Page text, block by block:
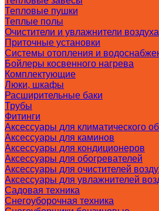
Тепловые пушки
Теплые полы
Очистители и увлажнители воздуха
Приточные установки
Системы отопления и
Бойлеры косвенного нагрева
Комплектующие
Люки, шкафы
Расширительные баки
Трубы
Фитинги
Аксессуары для климатического
Аксессуары для каминов
Аксессуары для кондиционеров
Аксессуары для обогревателей
Аксессуары для очистителей
Аксессуары для увлажнителей
Садовая техника
Снегоуборочная техника